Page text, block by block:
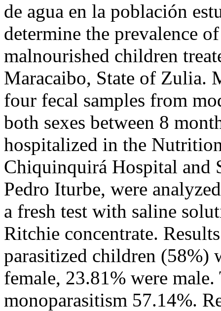
de agua en la población
determine the prevalence
malnourished children
Maracaibo, State of Zulia.
four fecal samples from
both sexes between 8
hospitalized in the
Chiquinquirá Hospital and
Pedro Iturbe, were
a fresh test with saline
Ritchie concentrate.
parasitized children (58%)
female, 23.81% were
monoparasitism 57.14%.